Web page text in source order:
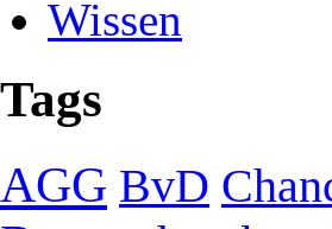
Tags
AGG BvD